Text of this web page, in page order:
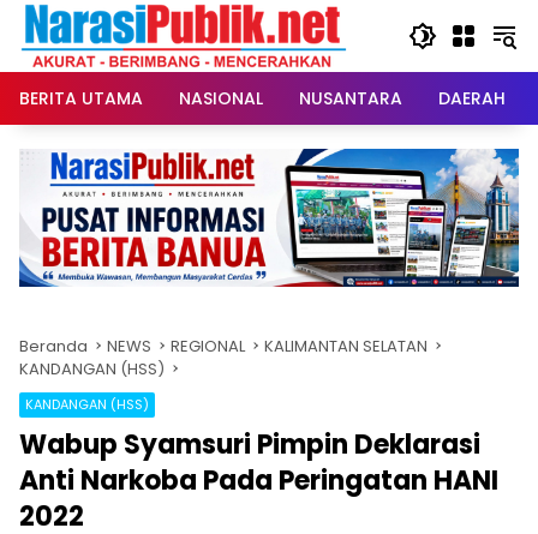
Langsung
konten
BERITA UTAMA
NASIONAL NUSANTARA DAERAH
Beranda NEWS REGIONAL
KALIMANTAN SELATAN
KANDANGAN (HSS)
KANDANGAN (HSS)
Wabup Syamsuri Pimpin Deklarasi
Anti Narkoba Pada Peringatan HANI
2022